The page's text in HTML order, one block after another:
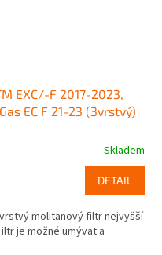
EXC/-F 2017-2023,
EC F 21-23 (3vrstvý)
Skladem
DETAIL
molitanový filtr nejvyšší
je možné umývat a